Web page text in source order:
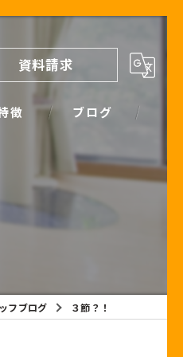
資料請求
徴 ブログ
スタッフブログ
フブログ ３節？！